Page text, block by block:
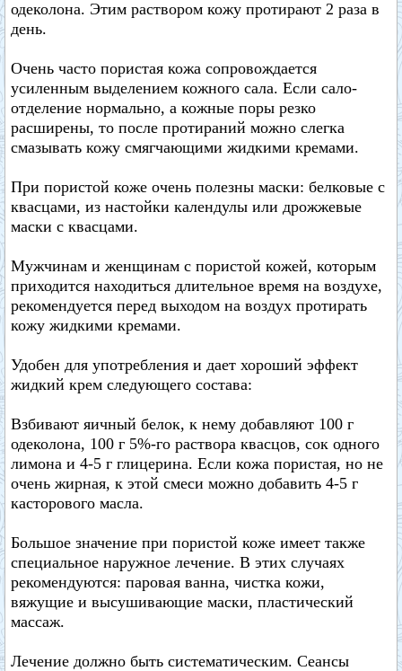
одеколона. Этим раствором кожу протирают 2 раза в
день.
Очень часто пористая кожа сопровождается
усиленным выделением кожного сала. Если сало-
отделение нормально, а кожные поры резко
расширены, то после протираний можно слегка
смазывать кожу смягчающими жидкими кремами.
При пористой коже очень полезны маски: белковые с
квасцами, из настойки календулы или дрожжевые
маски с квасцами.
Мужчинам и женщинам с пористой кожей, которым
приходится находиться длительное время на воздухе,
рекомендуется перед выходом на воздух протирать
кожу жидкими кремами.
Удобен для употребления и дает хороший эффект
жидкий крем следующего состава:
Взбивают яичный белок, к нему добавляют 100 г
одеколона, 100 г 5%-го раствора квасцов, сок одного
лимона и 4-5 г глицерина. Если кожа пористая, но не
очень жирная, к этой смеси можно добавить 4-5 г
касторового масла.
Большое значение при пористой коже имеет также
специальное наружное лечение. В этих случаях
рекомендуются: паровая ванна, чистка кожи,
вяжущие и высушивающие маски, пластический
массаж.
Лечение должно быть систематическим. Сеансы